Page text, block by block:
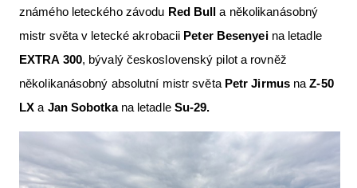
známého leteckého závodu Red Bulla několikanásobný
mistr světa v letecké akrobacii Peter Besenyeina letadle
EXTRA 300, bývalý československý pilot a rovněž
několikanásobný absolutní mistr světa Petr JirmusnaZ-50
LX a Jan Sobotkana letadle Su-29.